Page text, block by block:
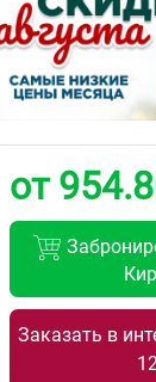
от
Заказать в